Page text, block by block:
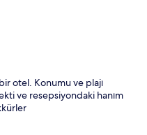
otel. Konumu ve plajı
ve resepsiyondaki hanım